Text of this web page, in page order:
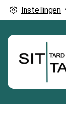
Instellingen